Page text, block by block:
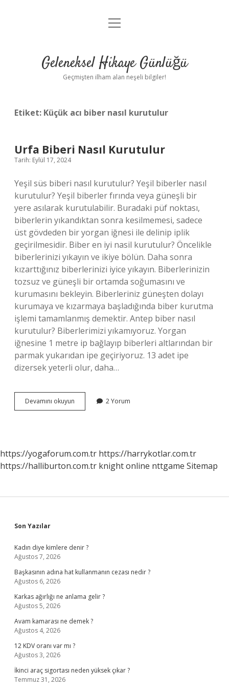
Anasayfa
Yasal Uyarı
menüyü
Geleneksel Hikaye Günlüğü
Geçmişten ilham alan neşeli bilgiler!
Etiket: Küçük acı biber nasıl kurutulur
Urfa Biberi Nasıl Kurutulur
Tarih: Eylül 17, 2024
Yeşil süs biberi nasıl kurutulur? Yeşil biberler nasıl
kurutulur? Yeşil biberler fırında veya güneşli bir
yere asılarak kurutulabilir. Buradaki püf noktası,
biberlerin yıkandıktan sonra kesilmemesi, sadece
üst gövdeden bir yorgan iğnesi ile delinip iplik
geçirilmesidir. Biber en iyi nasil kurutulur? Öncelikle
biberlerinizi yıkayın ve ikiye bölün. Daha sonra
kızarttığınız biberlerinizi iyice yıkayın. Biberlerinizin
tozsuz ve güneşli bir ortamda soğumasını ve
kurumasını bekleyin. Biberleriniz güneşten dolayı
kurumaya ve kızarmaya başladığında biber kurutma
işlemi tamamlanmış demektir. Antep biber nasıl
kurutulur? Biberlerimizi yıkamıyoruz. Yorgan
iğnesine 1 metre ip bağlayıp biberleri altlarından bir
parmak yukarıdan ipe geçiriyoruz. 13 adet ipe
dizersek yeterli olur, daha…
Devamını okuyun
Biberi
2 Yorum
https://yogaforum.com.tr https://harrykotlar.com.tr
https://halliburton.com.tr knight online nttgame Sitemap
Sidebar
Son Yazılar
Kadın diye kimlere denir ?
Ağustos 7, 2026
Başkasının adına hat kullanmanın cezası nedir ?
Ağustos 6, 2026
Karkas ağırlığı ne anlama gelir ?
Ağustos 5, 2026
Avam kamarası ne demek ?
Ağustos 4, 2026
12 KDV oranı var mı ?
Ağustos 3, 2026
İkinci araç sigortası neden yüksek çıkar ?
Temmuz 31, 2026